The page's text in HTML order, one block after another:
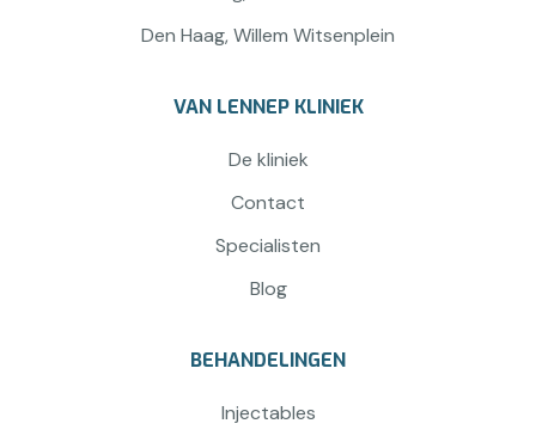
Den Haag, Willem Witsenplein
VAN LENNEP KLINIEK
De kliniek
Contact
Specialisten
Blog
BEHANDELINGEN
Injectables